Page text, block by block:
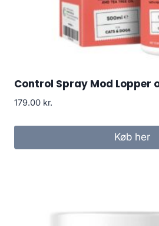
Control Spray Mod Lopper
179.00 kr.
Køb her